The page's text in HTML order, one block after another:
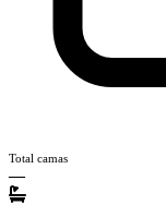
Total camas
—